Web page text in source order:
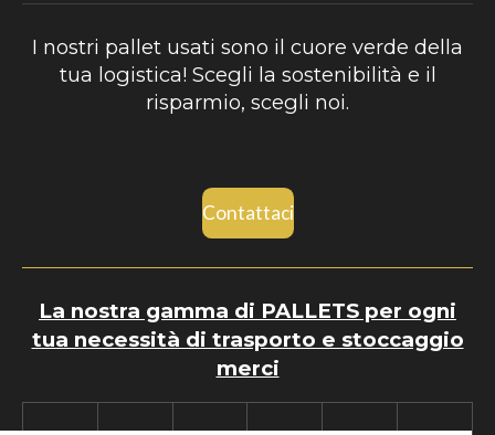
I nostri pallet usati sono il cuore verde della
tua logistica! Scegli la sostenibilità e il
risparmio, scegli noi.
Contattaci
La nostra gamma di PALLETS per ogni
tua necessità di trasporto e stoccaggio
merci